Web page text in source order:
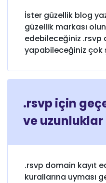
İster güzellik blog
güzellik markası
edebileceğiniz .rsvp
yapabileceğiniz çok
.rsvp için
ve uzunluklar
.rsvp domain kayıt
kurallarına uyması